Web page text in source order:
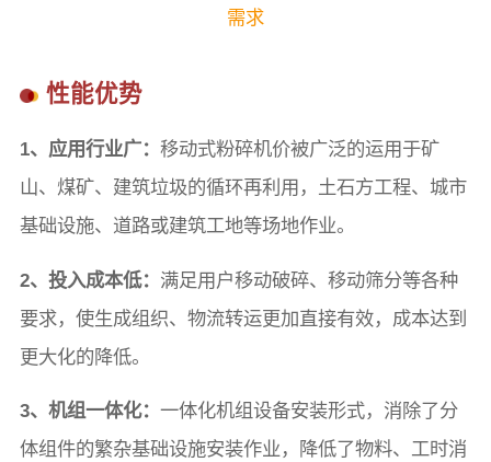
需求
性能优势
1、应用行业广： 移动式粉碎机价被广泛的运用于矿
山、煤矿、建筑垃圾的循环再利用，土石方工程、城市
基础设施、道路或建筑工地等场地作业。
2、投入成本低： 满足用户移动破碎、移动筛分等各种
要求，使生成组织、物流转运更加直接有效，成本达到
更大化的降低。
3、机组一体化： 一体化机组设备安装形式，消除了分
体组件的繁杂基础设施安装作业，降低了物料、工时消